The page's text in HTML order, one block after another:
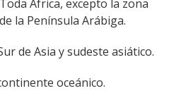
África, excepto la zona
la Península Arábiga.
de Asia y sudeste asiático.
oceánico.